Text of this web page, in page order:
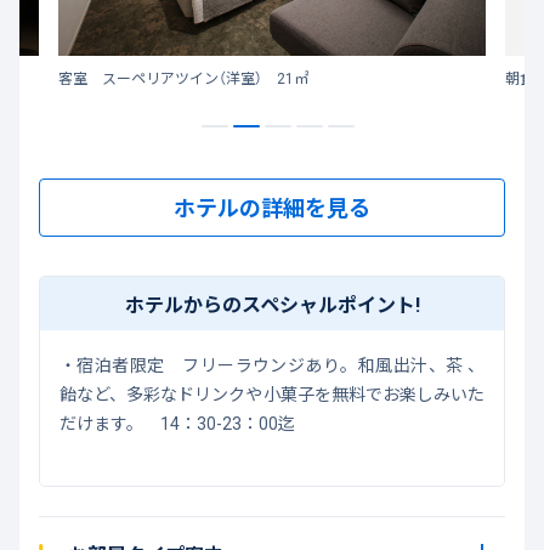
客室 スーペリアツイン（洋室） 21㎡ 朝食
ホテルの詳細を見る
ホテルからのスペシャルポイント!
・宿泊者限定 フリーラウンジあり。和風出汁、茶 、
飴など、多彩なドリンクや小菓子を無料でお楽しみいた
だけます。 14：30-23：00迄